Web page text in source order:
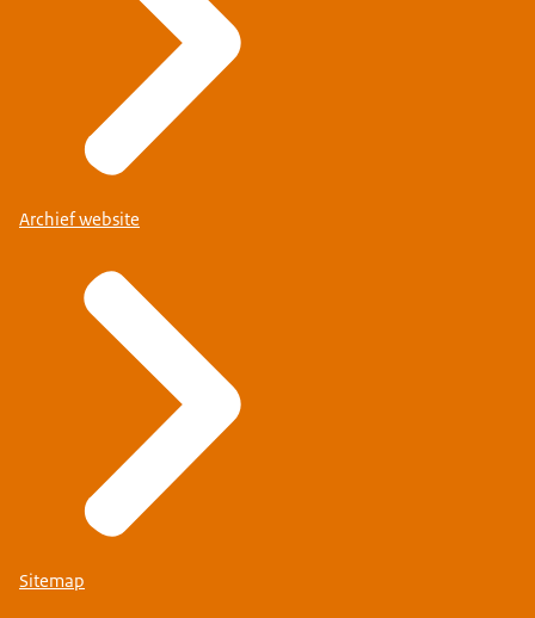
Archief website
Sitemap